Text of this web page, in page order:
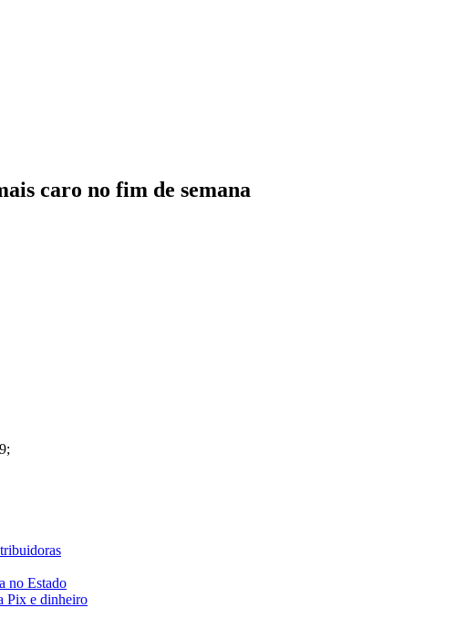
caro no fim de semana
no Estado
Pix e dinheiro